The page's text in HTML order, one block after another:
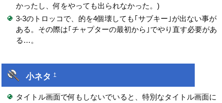
かったし、何をやっても出られなかった。)
3-3のトロッコで、的を4個壊しても｢サブキー｣が出ない事が
ある。その際は｢チャプターの最初から｣でやり直す必要があ
る…。
小ネタ†
タイトル画面で何もしないでいると、特別なタイトル画面に